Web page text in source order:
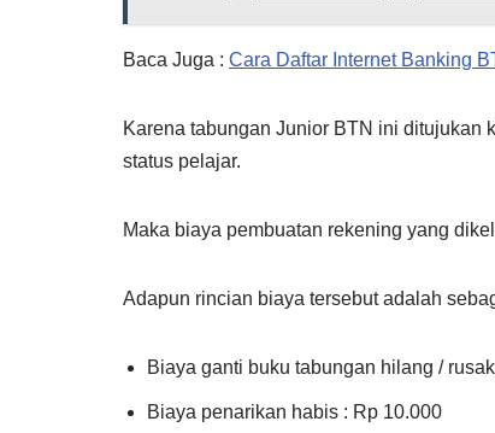
Baca Juga : Cara Daftar Internet Banking
Karena tabungan Junior BTN ini ditujukan
status pelajar.
Maka biaya pembuatan rekening yang
Adapun rincian biaya tersebut adalah
Biaya ganti buku tabungan hilang /
Biaya penarikan habis : Rp 10.000